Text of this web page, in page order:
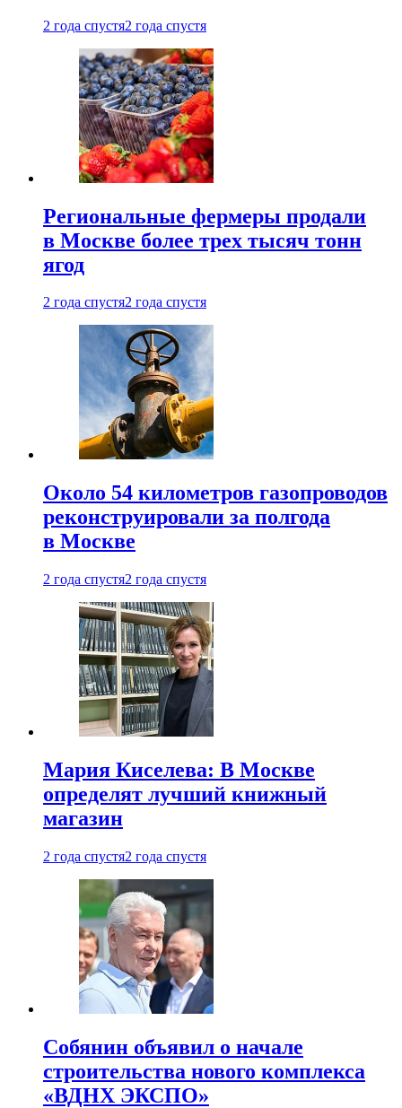
2 года спустя2 года спустя
Региональные фермеры продали
в Москве более трех тысяч тонн
ягод
2 года спустя2 года спустя
Около 54 километров газопроводов
реконструировали за полгода
в Москве
2 года спустя2 года спустя
Мария Киселева: В Москве
определят лучший книжный
магазин
2 года спустя2 года спустя
Собянин объявил о начале
строительства нового комплекса
«ВДНХ ЭКСПО»